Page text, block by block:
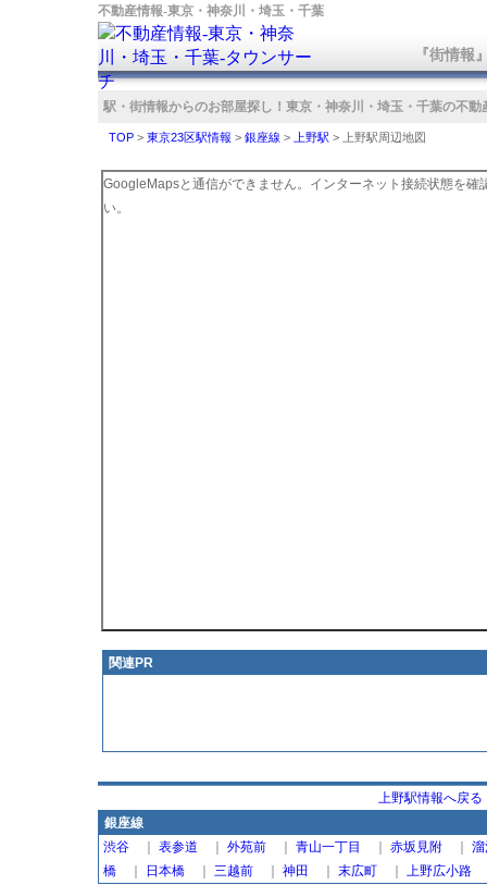
不動産情報‐東京・神奈川・埼玉・千葉
『街情報
駅・街情報からのお部屋探し！ 東京・神奈川・埼玉・千葉の不動
TOP > 東京23区駅情報 > 銀座線 > 上野駅 > 上野駅周辺地図
GoogleMapsと通信ができません。インターネット接続状態を確
い。
関連PR
上野駅情報へ戻る
銀座線
渋谷
表参道 外苑前 青山一丁目 赤坂見附
橋
日本橋 三越前 神田 末広町 上野広小路